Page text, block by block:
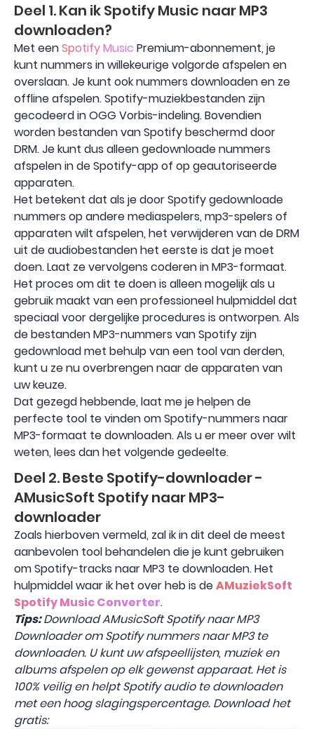
Deel 1. Kan ik Spotify Music naar MP3
downloaden?
Met eenSpotify Music Premium-abonnement, je
kunt nummers in willekeurige volgorde afspelen en
overslaan. Je kunt ook nummers downloaden en ze
offline afspelen. Spotify-muziekbestanden zijn
gecodeerd in OGG Vorbis-indeling. Bovendien
worden bestanden van Spotify beschermd door
DRM. Je kunt dus alleen gedownloade nummers
afspelen in de Spotify-app of op geautoriseerde
apparaten.
Het betekent dat als je door Spotify gedownloade
nummers op andere mediaspelers, mp3-spelers of
apparaten wilt afspelen, het verwijderen van de DRM
uit de audiobestanden het eerste is dat je moet
doen. Laat ze vervolgens coderen in MP3-formaat.
Het proces om dit te doen is alleen mogelijk als u
gebruik maakt van een professioneel hulpmiddel dat
speciaal voor dergelijke procedures is ontworpen. Als
de bestanden MP3-nummers van Spotify zijn
gedownload met behulp van een tool van derden,
kunt u ze nu overbrengen naar de apparaten van
uw keuze.
Dat gezegd hebbende, laat me je helpen de
perfecte tool te vinden om Spotify-nummers naar
MP3-formaat te downloaden. Als u er meer over wilt
weten, lees dan het volgende gedeelte.
Deel 2. Beste Spotify-downloader -
AMusicSoft Spotify naar MP3-
downloader
Zoals hierboven vermeld, zal ik in dit deel de meest
aanbevolen tool behandelen die je kunt gebruiken
om Spotify-tracks naar MP3 te downloaden. Het
hulpmiddel waar ik het over heb is deAMuziekSoft
Spotify Music Converter.
Tips:Download AMusicSoft Spotify naar MP3
Downloader om Spotify nummers naar MP3 te
downloaden. U kunt uw afspeellijsten, muziek en
albums afspelen op elk gewenst apparaat. Het is
100% veilig en helpt Spotify audio te downloaden
met een hoog slagingspercentage. Download het
gratis: